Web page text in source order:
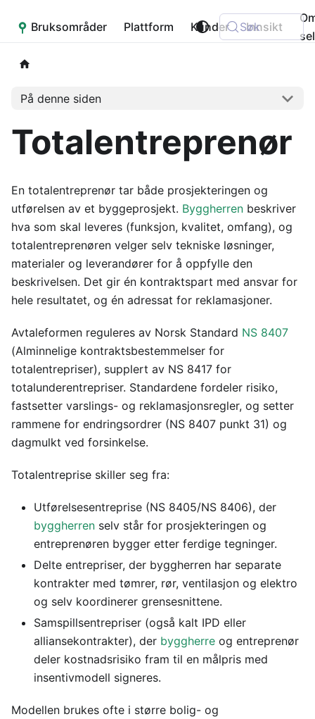
Placepoint
Bruksområder Plattform Kunder Innsikt
Søk
På denne siden
Totalentreprenør
En totalentreprenør tar både prosjekteringen og
utførelsen av et byggeprosjekt. Byggherren beskriver
hva som skal leveres (funksjon, kvalitet, omfang), og
totalentreprenøren velger selv tekniske løsninger,
materialer og leverandører for å oppfylle den
beskrivelsen. Det gir én kontraktspart med ansvar for
hele resultatet, og én adressat for reklamasjoner.
Avtaleformen reguleres av Norsk Standard NS 8407
(Alminnelige kontraktsbestemmelser for
totalentrepriser), supplert av NS 8417 for
totalunderentrepriser. Standardene fordeler risiko,
fastsetter varslings- og reklamasjonsregler, og setter
rammene for endringsordrer (NS 8407 punkt 31) og
dagmulkt ved forsinkelse.
Totalentreprise skiller seg fra:
Utførelsesentreprise (NS 8405/NS 8406), der
byggherren selv står for prosjekteringen og
entreprenøren bygger etter ferdige tegninger.
Delte entrepriser, der byggherren har separate
kontrakter med tømrer, rør, ventilasjon og elektro
og selv koordinerer grensesnittene.
Samspillsentrepriser (også kalt IPD eller
alliansekontrakter), der byggherre og entreprenør
deler kostnadsrisiko fram til en målpris med
insentivmodell signeres.
Modellen brukes ofte i større bolig- og